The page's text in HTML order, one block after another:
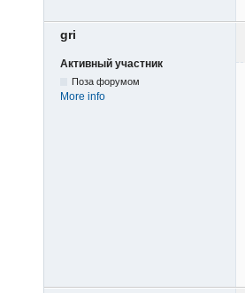
gri
Активный участник
Поза форумом
More info